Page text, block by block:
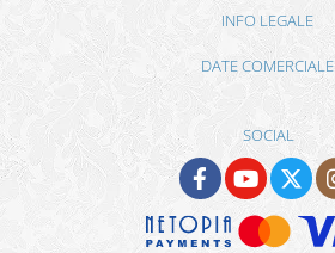
INFO LEGALE
DATE COMERCIALE
SOCIAL